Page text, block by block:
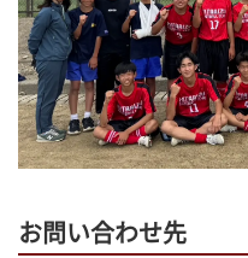
お問い合わせ先